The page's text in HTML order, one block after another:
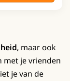
, maar ook
met je vrienden
je van de